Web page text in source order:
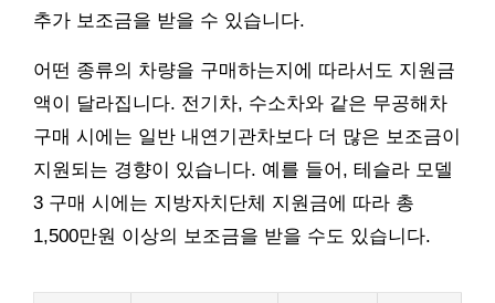
추가 보조금을 받을 수 있습니다.
어떤 종류의 차량을 구매하는지에 따라서도 지원금
액이 달라집니다. 전기차, 수소차와 같은 무공해차
구매 시에는 일반 내연기관차보다 더 많은 보조금이
지원되는 경향이 있습니다. 예를 들어, 테슬라 모델
3 구매 시에는 지방자치단체 지원금에 따라 총
1,500만원 이상의 보조금을 받을 수도 있습니다.